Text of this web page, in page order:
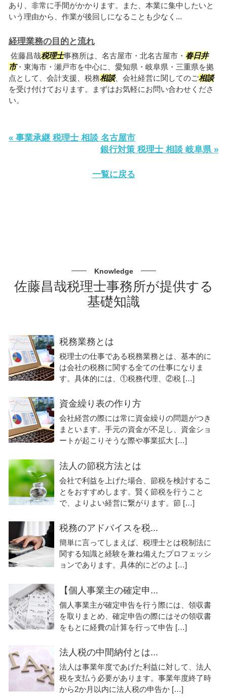
あり、非常に手間がかかります。また、本業に集中したいと
いう理由から、作業が後回しになることも少なく...
経理業務の目的と流れ
佐藤昌哉税理士事務所は、名古屋市・北名古屋市・ 春日井
市・東海市・瀬戸市を中心に、愛知県・岐阜県・三重県を拠
点として、会計支援、税務相談、会社経営に関してのご相談
を受け付けております。まずはお気軽にお問い合わせくださ
い。
« 事業承継 税理士 相談 名古屋市
銀行対策 税理士 相談 岐阜県 »
一覧に戻る
Knowledge
佐藤昌哉税理士事務所が提供する
基礎知識
税務業務とは
税理士の仕事である税務業務とは、基本的に
は会社の税務に関する全ての仕事になりま
す。具体的には、①税務代理、②税 […]
資金繰り表の作り方
会社経営の際には常に資金繰りの問題がつき
まといます。手元の資金が不足し、資金ショ
ートが起こりそうな際や事業拡大 […]
法人の節税方法とは
会社で利益を上げた場合、節税を検討するこ
とをおすすめします。賢く節税を行うこと
で、よりよい経営に繋がります。節 […]
税務のアドバイスを税...
簡単に言ってしまえば、税理士とは税制法に
関する知識と経験を兼ね備えたプロフェッシ
ョンであります。具体的にどのよ […]
【個人事業主の確定申...
個人事業主が確定申告を行う際には、領収書
を取りまとめ、確定申告の際にはその領収書
をもとに経費の計算を行って申告 […]
法人税の中間納付とは...
法人は事業年度であげた利益に対して、法人
税を支払う必要があります。事業年度終了時
から2か月以内に法人税の申告か […]